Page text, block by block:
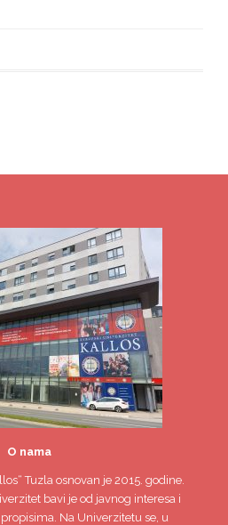
O nama
Tuzla osnovan je 2015. godine.
bavi je od javnog interesa i
Na Univerzitetu se, u